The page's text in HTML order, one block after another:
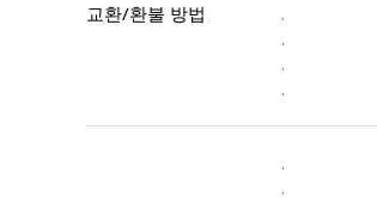
교환/환불 방법
.
.
.
.
.
.